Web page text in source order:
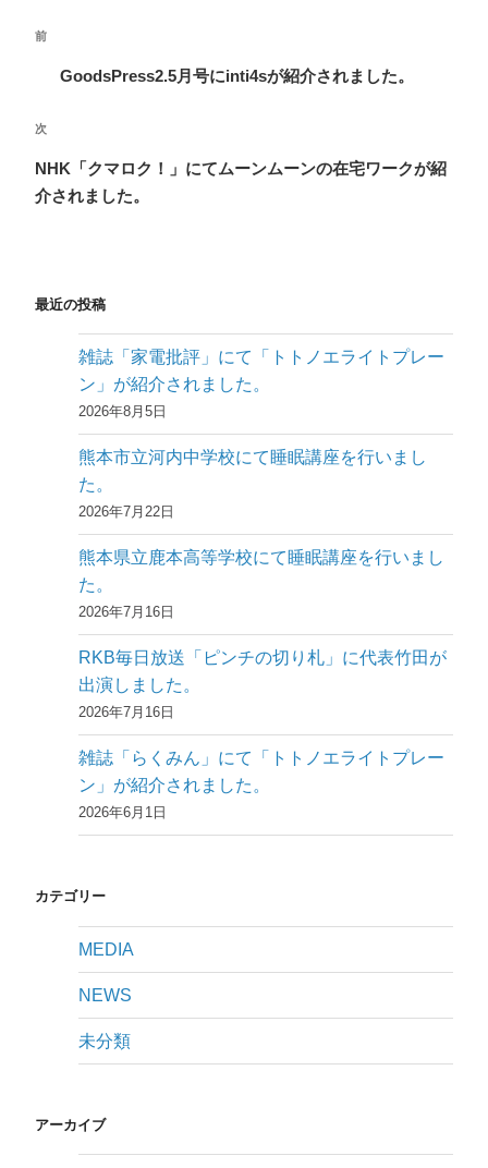
ナ
ビ
ゲ
ー
ン
前
前
GoodsPress2.5月号にinti4sが紹介されました。
次
稿
次
NHK「クマロク！」にてムーンムーンの在宅ワークが紹
介されました。
最近の投稿
雑誌「家電批評」にて「トトノエライトプレー
ン」が紹介されました。
2026年8月5日
熊本市立河内中学校にて睡眠講座を行いまし
た。
2026年7月22日
熊本県立鹿本高等学校にて睡眠講座を行いまし
た。
2026年7月16日
RKB毎日放送「ピンチの切り札」に代表竹田が
出演しました。
2026年7月16日
雑誌「らくみん」にて「トトノエライトプレー
ン」が紹介されました。
2026年6月1日
カテゴリー
MEDIA
NEWS
未分類
アーカイブ